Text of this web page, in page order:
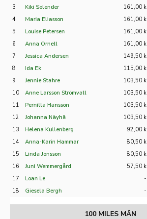
3
Kiki Solender 161,00 k
4
Maria Eliasson 161,00 k
5
Louise Petersen 161,00 k
6
Anna Ornell 161,00 k
7
Jessica Andersen 149,50 k
8
Ida Ek 115,00 k
9
Jennie Stahre 103,50 k
10
Anne Larsson Strömvall 103,50 k
11
Pernilla Hansson 103,50 k
12
Johanna Näyhä 103,50 k
13
Helena Kullenberg 92,00 k
14
Anna-Karin Hammar 80,50 k
15
Linda Jonsson 80,50 k
16
Juni Wemmergård 57,50 k
17
Loan Le -
18
Giesela Bergh -
100 MILES MÄN